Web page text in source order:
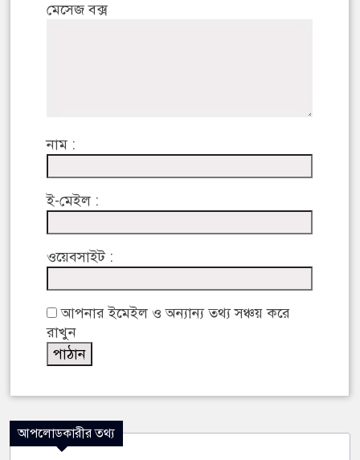
মেসেজ বক্স
নাম :
ই-মেইল :
ওয়েবসাইট :
আপনার ইমেইল ও অন্যান্য তথ্য সঞ্চয় করে
রাখুন
আপলোডকারীর তথ্য